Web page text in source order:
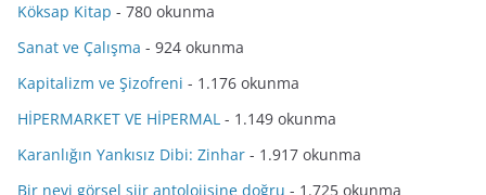
Köksap Kitap - 780 okunma
Sanat ve Çalışma - 924 okunma
Kapitalizm ve Şizofreni - 1.176 okunma
HİPERMARKET VE HİPERMAL - 1.149 okunma
Karanlığın Yankısız Dibi: Zinhar - 1.917 okunma
Bir nevi görsel şiir antolojisine doğru - 1.725 okunma